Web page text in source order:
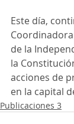
Este día,
de la
la
acciones de
en la capital
Publicaciones 3